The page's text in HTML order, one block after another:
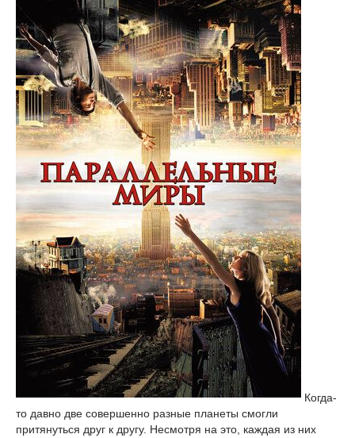
Когда-
то давно две совершенно разные планеты смогли
притянуться друг к другу. Несмотря на это, каждая из них